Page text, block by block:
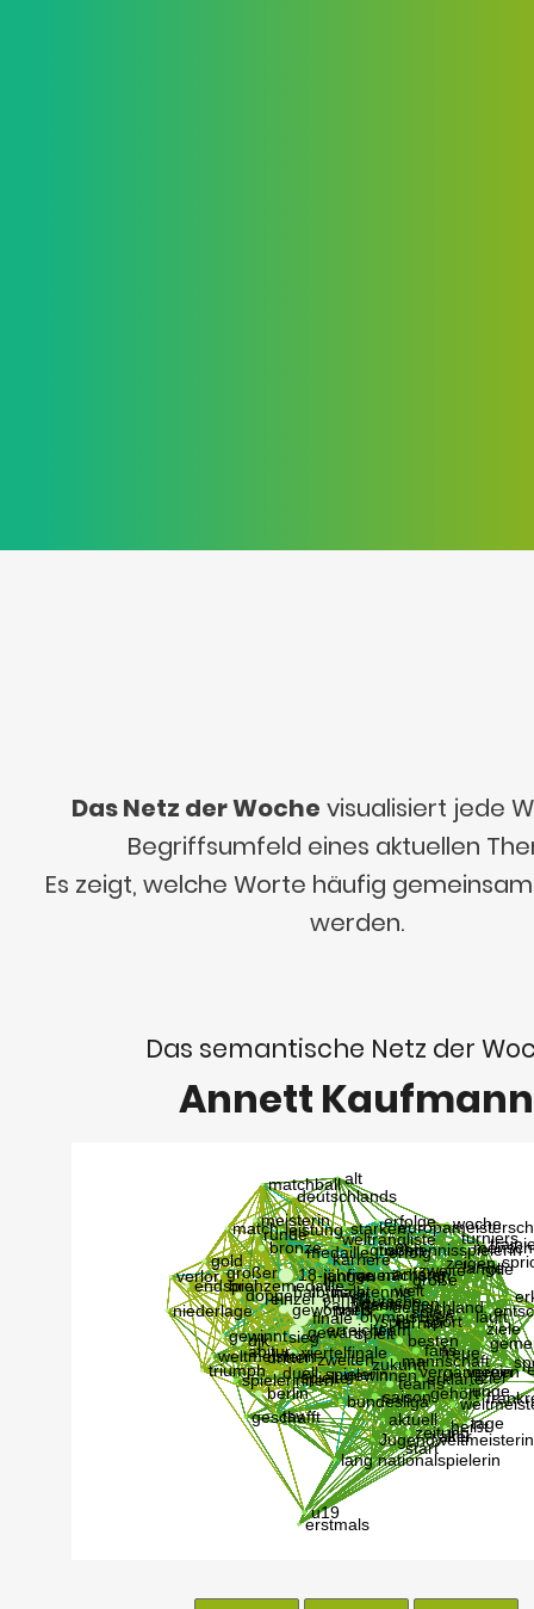
Das Netz der Woche visualisiert jede
Begriffsumfeld eines aktuellen
Es zeigt, welche Worte häufig
werden.
Das semantische Netz der
Annett Kaufmann